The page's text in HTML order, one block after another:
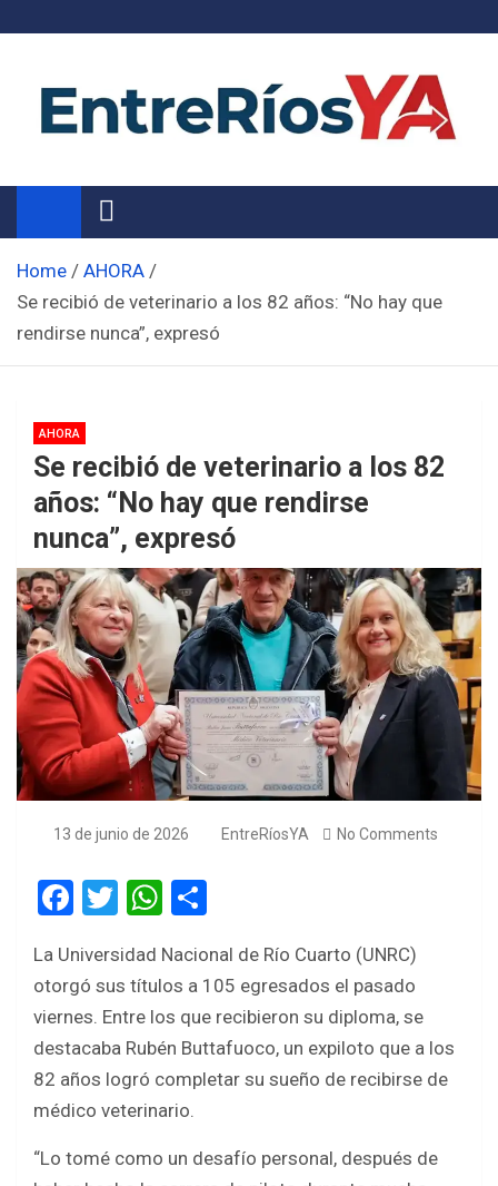
Noticias de Entre Ríos
Información de toda la provincia ahora
Home
AHORA
Se recibió de veterinario a los 82 años: “No hay que
rendirse nunca”, expresó
AHORA
Se recibió de veterinario a los 82
años: “No hay que rendirse
nunca”, expresó
13 de junio de 2026 EntreRíosYA No Comments
F
ce
b
o
o
k
T
tt
er
W
at
s
A
p
p
ar
e
La Universidad Nacional de Río Cuarto (UNRC)
otorgó sus títulos a 105 egresados el pasado
viernes. Entre los que recibieron su diploma, se
destacaba Rubén Buttafuoco, un expiloto que a los
82 años logró completar su sueño de recibirse de
médico veterinario.
“Lo tomé como un desafío personal, después de